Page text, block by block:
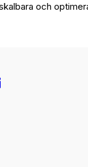
och